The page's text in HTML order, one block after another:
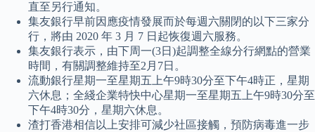
直至另行通知。
集友銀行早前因應疫情發展而於每週六關閉的以下三家分
行，將由 2020 年 3 月 7 日起恢復週六服務。
集友銀行表示，由下周一(3日)起調整全線分行網點的營業
時間，有關調整維持至2月7日。
流動銀行星期一至星期五上午9時30分至下午4時正，星期
六休息；全綫企業特快中心星期一至星期五上午9時30分至
下午4時30分，星期六休息。
渣打香港相信以上安排可減少社區接觸，預防病毒進一步